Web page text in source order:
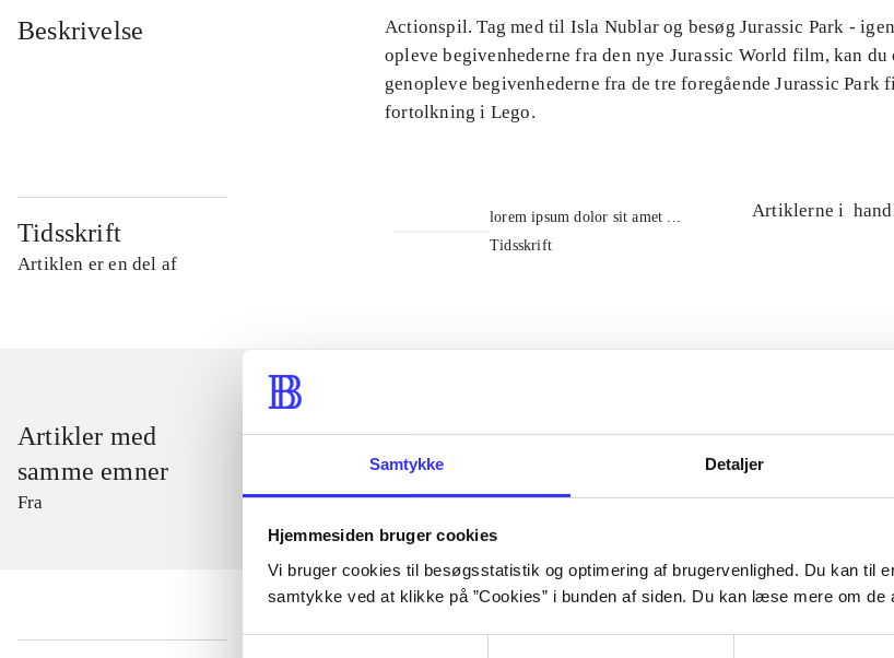
Samtykke Detaljer
Hjemmesiden bruger cookies
Vi bruger cookies til besøgsstatistik og optimering af brugervenlighed. Du kan til
samtykke ved at klikke på ”Cookies” i bunden af siden. Du kan læse mere om de
Beskrivelse
Actionspil. Tag med til Isla Nublar og besøg Jurassic Park -
opleve begivenhederne fra den nye Jurassic World film, kan du
genopleve begivenhederne fra de tre foregående Jurassic Park
fortolkning i Lego.
Tidsskrift
Artiklen er en del af
lorem ipsum dolor sit amet ...
Tidsskrift
Artiklerne i
Artikler med
samme emner
Fra